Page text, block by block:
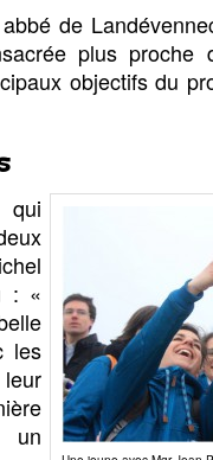
de
plus proche
objectifs du
: «
les
un